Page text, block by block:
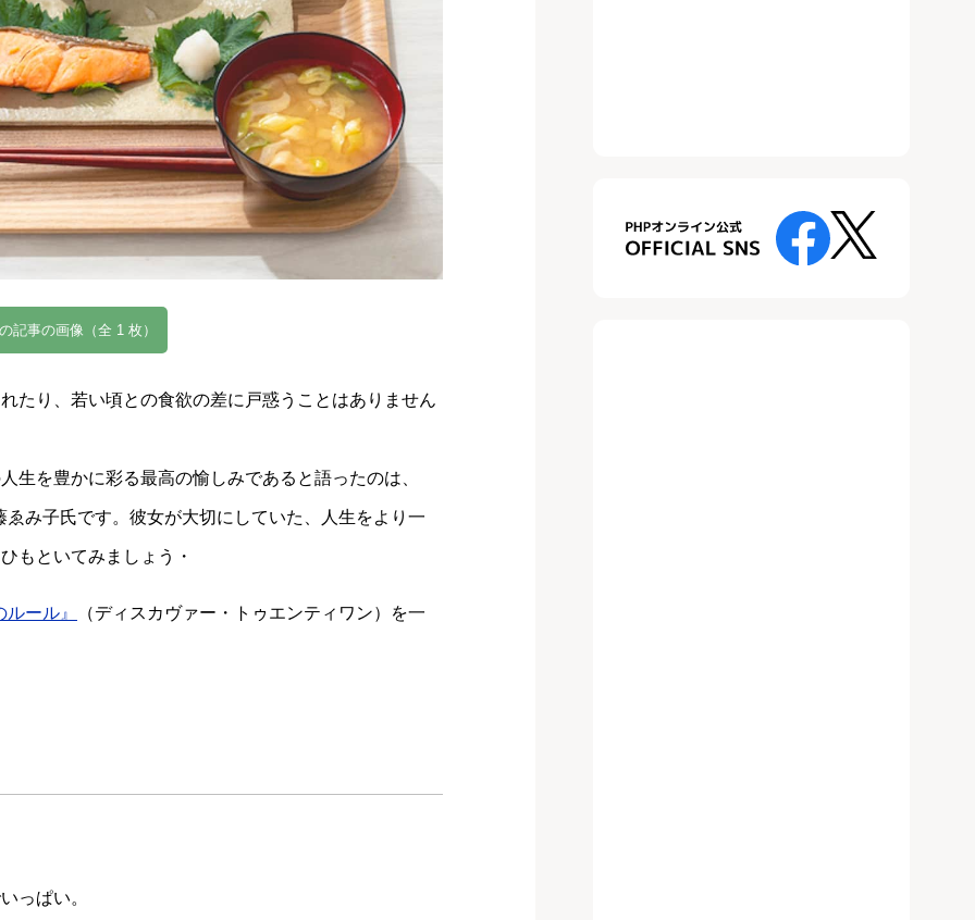
記事の画像（全 1 枚）
たり、若い頃との食欲の差に戸惑うことはありません
生を豊かに彩る最高の愉しみであると語ったのは、
み子氏です。彼女が大切にしていた、人生をより一
もといてみましょう・
ール』 （ディスカヴァー・トゥエンティワン）を一
っぱい。